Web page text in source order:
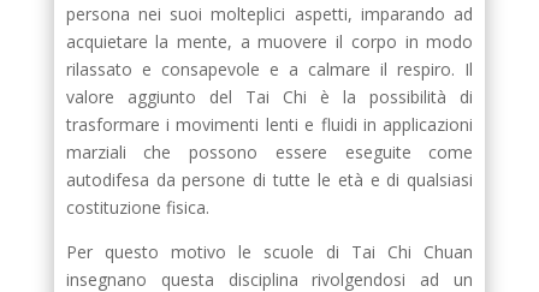
persona nei suoi molteplici aspetti, imparando ad
acquietare la mente, a muovere il corpo in modo
rilassato e consapevole e a calmare il respiro. Il
valore aggiunto del Tai Chi è la possibilità di
trasformare i movimenti lenti e fluidi in applicazioni
marziali che possono essere eseguite come
autodifesa da persone di tutte le età e di qualsiasi
costituzione fisica.
Per questo motivo le scuole di Tai Chi Chuan
insegnano questa disciplina rivolgendosi ad un